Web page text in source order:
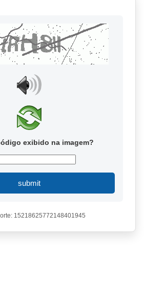
exibido na imagem?
submit
15218625772148401945